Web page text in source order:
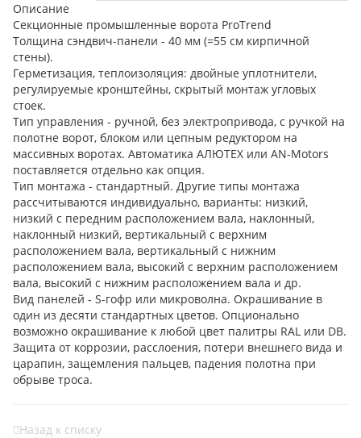
Описание
Секционные промышленные ворота ProTrend
Толщина сэндвич-панели - 40 мм (=55 см кирпичной
стены).
Герметизация, теплоизоляция: двойные уплотнители,
регулируемые кронштейны, скрытый монтаж угловых
стоек.
Тип управления - ручной, без электропривода, с ручкой на
полотне ворот, блоком или цепным редуктором на
массивных воротах. Автоматика АЛЮТЕХ или AN-Motors
поставляется отдельно как опция.
Тип монтажа - стандартный. Другие типы монтажа
рассчитываются индивидуально, варианты: низкий,
низкий с передним расположением вала, наклонный,
наклонный низкий, вертикальный с верхним
расположением вала, вертикальный с нижним
расположением вала, высокий с верхним расположением
вала, высокий с нижним расположением вала и др.
Вид панелей - S-гофр или микроволна. Окрашивание в
один из десяти стандартных цветов. Опционально
возможно окрашивание к любой цвет палитры RAL или DB.
Защита от коррозии, расслоения, потери внешнего вида и
царапин, защемления пальцев, падения полотна при
обрыве троса.
Назад к списку